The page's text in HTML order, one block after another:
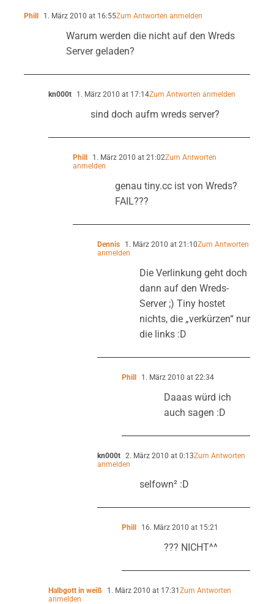
Phill 1. März 2010 at 16:55Zum Antworten anmelden
Warum werden die nicht auf den Wreds
Server geladen?
kn000t 1. März 2010 at 17:14Zum Antworten anmelden
sind doch aufm wreds server?
Phill 1. März 2010 at 21:02Zum Antworten
anmelden
genau tiny.cc ist von Wreds?
FAIL???
Dennis 1. März 2010 at 21:10Zum Antworten
anmelden
Die Verlinkung geht doch
dann auf den Wreds-
Server ;) Tiny hostet
nichts, die „verkürzen“ nur
die links :D
Phill 1. März 2010 at 22:34
Daaas würd ich
auch sagen :D
kn000t 2. März 2010 at 0:13Zum Antworten
anmelden
selfown² :D
Phill 16. März 2010 at 15:21
??? NICHT^^
Halbgott in weiß 1. März 2010 at 17:31Zum Antworten
anmelden